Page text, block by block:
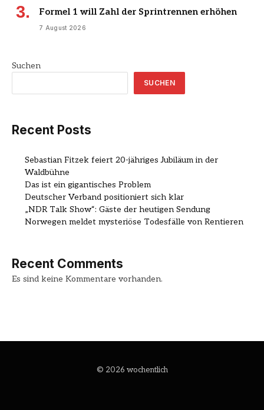
Formel 1 will Zahl der Sprintrennen erhöhen
7 August 2026
Suchen
SUCHEN
Recent Posts
Sebastian Fitzek feiert 20-jähriges Jubiläum in der
Waldbühne
Das ist ein gigantisches Problem
Deutscher Verband positioniert sich klar
„NDR Talk Show“: Gäste der heutigen Sendung
Norwegen meldet mysteriöse Todesfälle von Rentieren
Recent Comments
Es sind keine Kommentare vorhanden.
© 2026 wochentlich